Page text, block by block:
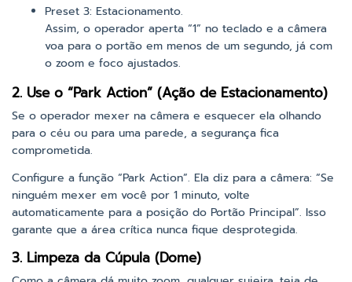
Preset 3: Estacionamento.
Assim, o operador aperta “1” no teclado e a câmera
voa para o portão em menos de um segundo, já com
o zoom e foco ajustados.
2. Use o “Park Action” (Ação de Estacionamento)
Se o operador mexer na câmera e esquecer ela olhando
para o céu ou para uma parede, a segurança fica
comprometida.
Configure a função “Park Action”. Ela diz para a câmera: “Se
ninguém mexer em você por 1 minuto, volte
automaticamente para a posição do Portão Principal”. Isso
garante que a área crítica nunca fique desprotegida.
3. Limpeza da Cúpula (Dome)